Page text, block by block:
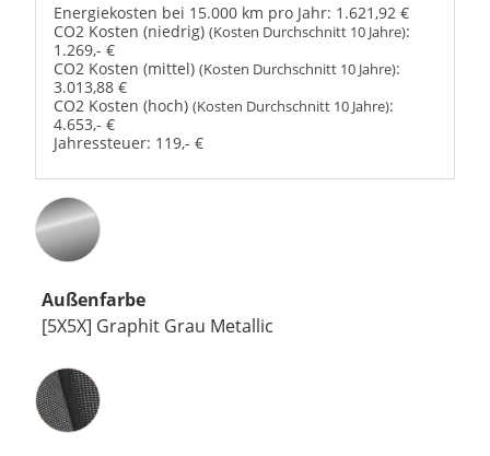
Energiekosten bei 15.000 km pro Jahr: 1.621,92 €
CO2 Kosten (niedrig) (Kosten Durchschnitt 10 Jahre):
1.269,- €
CO2 Kosten (mittel) (Kosten Durchschnitt 10 Jahre):
3.013,88 €
CO2 Kosten (hoch) (Kosten Durchschnitt 10 Jahre):
4.653,- €
Jahressteuer: 119,- €
Außenfarbe
[5X5X] Graphit Grau Metallic
Innenausstattung